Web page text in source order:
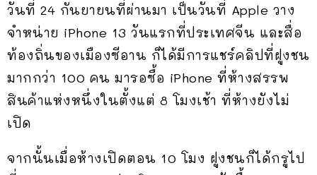
วันที่ 24 กันยายนที่ผ่านมา เป็นวันที่ Apple วาง
จำหน่าย iPhone 13 วันแรกที่ประเทศจีน และสื่อ
ท้องถิ่นของเมืองซีอาน ก็ได้มีการแชร์คลิปที่ฝูงชน
มากกว่า 100 คน มารอซื้อ iPhone ที่ห้างสรรพ
สินค้าแห่งหนึ่งในตั้งแต่ 8 โมงเช้า ที่ห้างยังไม่
เปิด
จากนั้นเมื่อห้างเปิดตอน 10 โมง ฝูงชนก็ได้กรูไป